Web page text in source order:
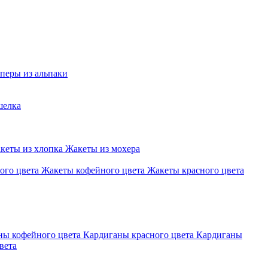
из альпаки
из хлопка Жакеты из мохера
цвета Жакеты кофейного цвета Жакеты красного цвета
кофейного цвета Кардиганы красного цвета Кардиганы